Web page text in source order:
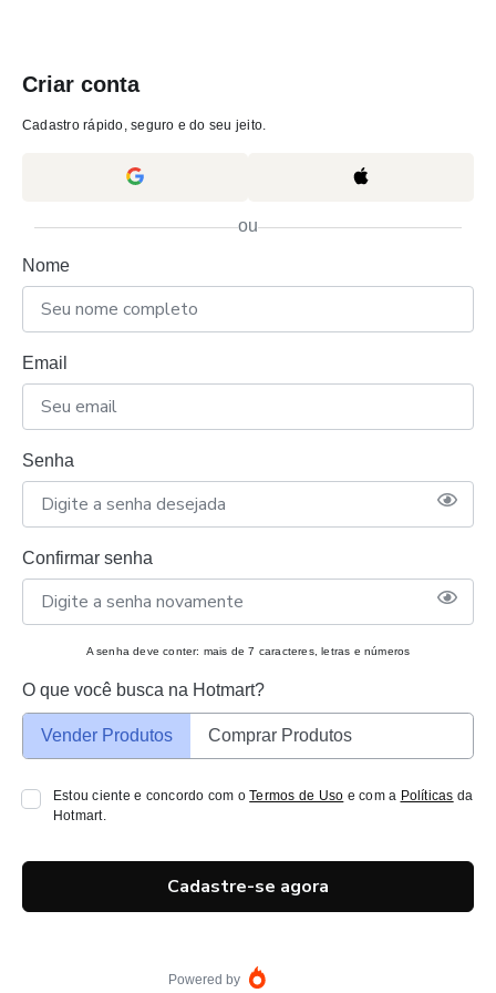
Criar conta
Cadastro rápido, seguro e do seu jeito.
ou
Nome
Email
Senha
Confirmar senha
A senha deve conter: mais de 7 caracteres, letras e números
O que você busca na Hotmart?
Vender Produtos Comprar Produtos
Estou ciente e concordo com oTermos de Uso e com a Políticas da
Hotmart.
Cadastre-se agora
Powered by